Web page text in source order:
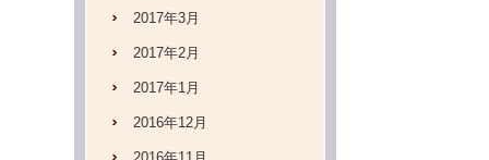
2017年3月
2017年2月
2017年1月
2016年12月